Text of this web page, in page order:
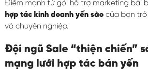
Điểm mạnh từ gói hỗ trợ marketing bài
hợp tác kinh doanh yến sào của bạn trở
và chuyên nghiệp.
Đội ngũ Sale “thiện chiến”
mạng lưới hợp tác bán yến